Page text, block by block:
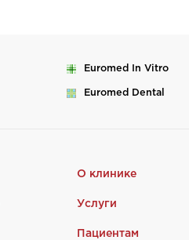
Euromed In Vitro
Euromed Dental
О клинике
Услуги
Пациентам